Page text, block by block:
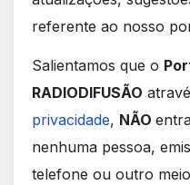
referente ao nosso
Salientamos que o
RADIODIFUSÃO
privacidade, NÃO
nenhuma pessoa,
telefone ou outro